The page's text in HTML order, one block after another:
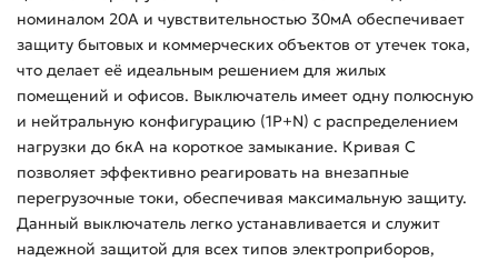
номиналом 20А и чувствительностью 30мA обеспечивает
защиту бытовых и коммерческих объектов от утечек тока,
что делает её идеальным решением для жилых
помещений и офисов. Выключатель имеет одну полюсную
и нейтральную конфигурацию (1P+N) с распределением
нагрузки до 6кA на короткое замыкание. Кривая С
позволяет эффективно реагировать на внезапные
перегрузочные токи, обеспечивая максимальную защиту.
Данный выключатель легко устанавливается и служит
надежной защитой для всех типов электроприборов,